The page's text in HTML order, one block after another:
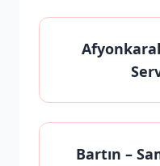
Bartın –